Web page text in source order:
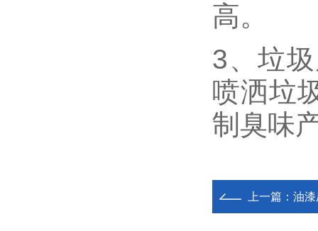
高。
3、垃
喷洒垃
制臭味
上一篇： 油